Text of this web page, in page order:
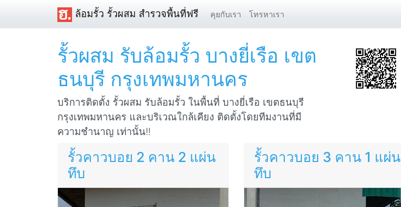
ล้อมรั้ว รั้วผสม สำรวจพื้นที่ฟรี คุยกับเรา โทรหาเรา
รั้วผสม รับล้อมรั้ว บางยี่เรือ เขต
ธนบุรี กรุงเทพมหานคร
บริการติดตั้ง รั้วผสม รับล้อมรั้ว ในพื้นที่ บางยี่เรือ เขตธนบุรี
กรุงเทพมหานคร และบริเวณใกล้เคียง ติดตั้งโดยทีมงานที่มี
ความชำนาญ เท่านั้น!!
รั้วคาวบอย 2 คาน 2 แผ่น
ทึบ
รั้วคาวบอย 3 คาน 1 แผ่น
ทึบ